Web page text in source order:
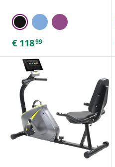
€ 11899